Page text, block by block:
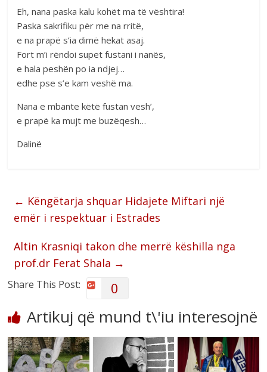
Eh, nana paska kalu kohët ma të vështira!
Paska sakrifiku për me na rritë,
e na prapë s’ia dimë hekat asaj.
Fort m’i rëndoi supet fustani i nanës,
e hala peshën po ia ndjej…
edhe pse s’e kam veshë ma.
Nana e mbante këtë fustan vesh’,
e prapë ka mujt me buzëqesh…
Dalinë
← Këngëtarja shquar Hidajete Miftari një
emër i respektuar i Estrades
Altin Krasniqi takon dhe merrë këshilla nga
prof.dr Ferat Shala →
Share This Post: 0
Artikuj që mund t\'iu interesojnë